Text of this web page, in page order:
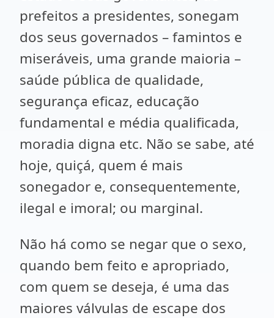
prefeitos a presidentes, sonegam
dos seus governados – famintos e
miseráveis, uma grande maioria –
saúde pública de qualidade,
segurança eficaz, educação
fundamental e média qualificada,
moradia digna etc. Não se sabe, até
hoje, quiçá, quem é mais
sonegador e, consequentemente,
ilegal e imoral; ou marginal.
Não há como se negar que o sexo,
quando bem feito e apropriado,
com quem se deseja, é uma das
maiores válvulas de escape dos